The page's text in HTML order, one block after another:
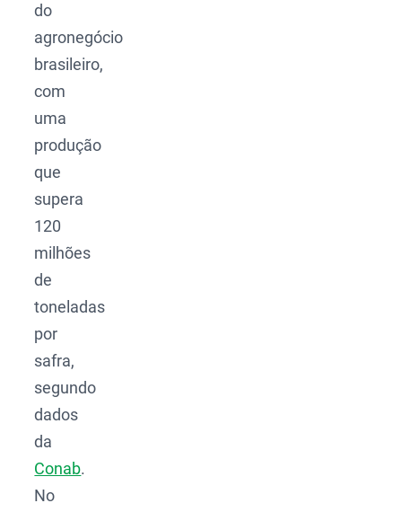
do
agronegócio
brasileiro,
com
uma
produção
que
supera
120
milhões
de
toneladas
por
safra,
segundo
dados
da
Conab.
No